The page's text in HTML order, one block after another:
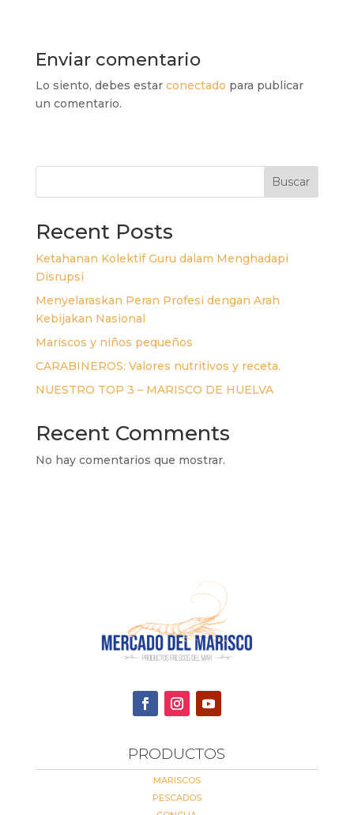
Enviar comentario
Lo siento, debes estar conectado para publicar
un comentario.
Buscar
Recent Posts
Ketahanan Kolektif Guru dalam Menghadapi
Disrupsi
Menyelaraskan Peran Profesi dengan Arah
Kebijakan Nasional
Mariscos y niños pequeños
CARABINEROS: Valores nutritivos y receta.
NUESTRO TOP 3 – MARISCO DE HUELVA
Recent Comments
No hay comentarios que mostrar.
PRODUCTOS
MARISCOS
PESCADOS